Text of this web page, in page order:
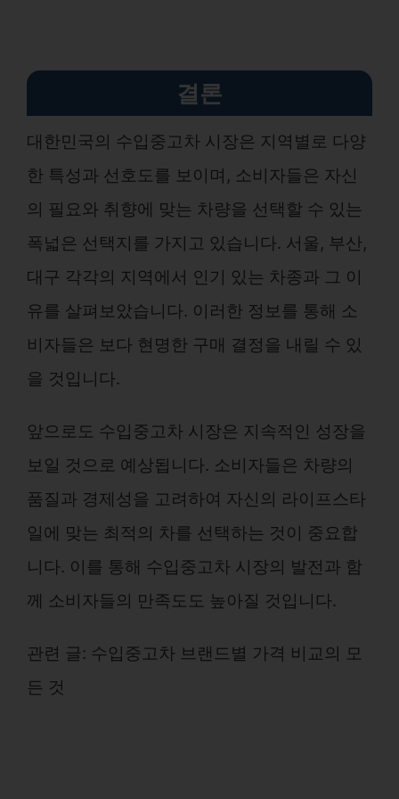
결론
대한민국의 수입중고차 시장은 지역별로 다양
한 특성과 선호도를 보이며, 소비자들은 자신
의 필요와 취향에 맞는 차량을 선택할 수 있는
폭넓은 선택지를 가지고 있습니다. 서울, 부산,
대구 각각의 지역에서 인기 있는 차종과 그 이
유를 살펴보았습니다. 이러한 정보를 통해 소
비자들은 보다 현명한 구매 결정을 내릴 수 있
을 것입니다.
앞으로도 수입중고차 시장은 지속적인 성장을
보일 것으로 예상됩니다. 소비자들은 차량의
품질과 경제성을 고려하여 자신의 라이프스타
일에 맞는 최적의 차를 선택하는 것이 중요합
니다. 이를 통해 수입중고차 시장의 발전과 함
께 소비자들의 만족도도 높아질 것입니다.
관련 글: 수입중고차 브랜드별 가격 비교의 모
든 것